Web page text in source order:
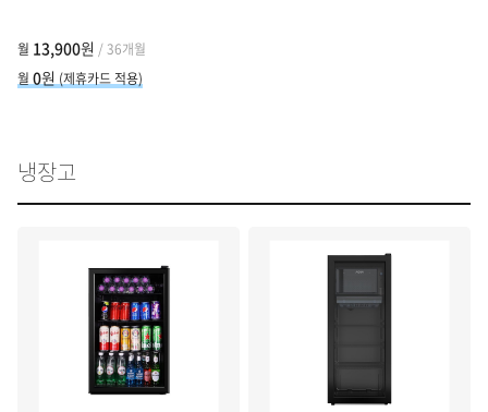
월 13,900원 / 36개월
월 0원 (제휴카드 적용)
냉장고